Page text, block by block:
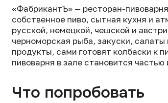
«ФабрикантЪ» — ресторан-
собственное пиво, сытная кухня и
русской, немецкой, чешской и
черноморская рыба, закуски,
продукты, сами готовят колбаски к
пивоварня в зале становится частью
Что попробовать